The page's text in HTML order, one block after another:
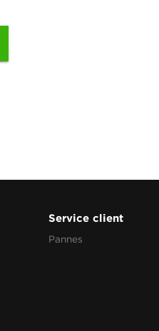
Service client
Pannes